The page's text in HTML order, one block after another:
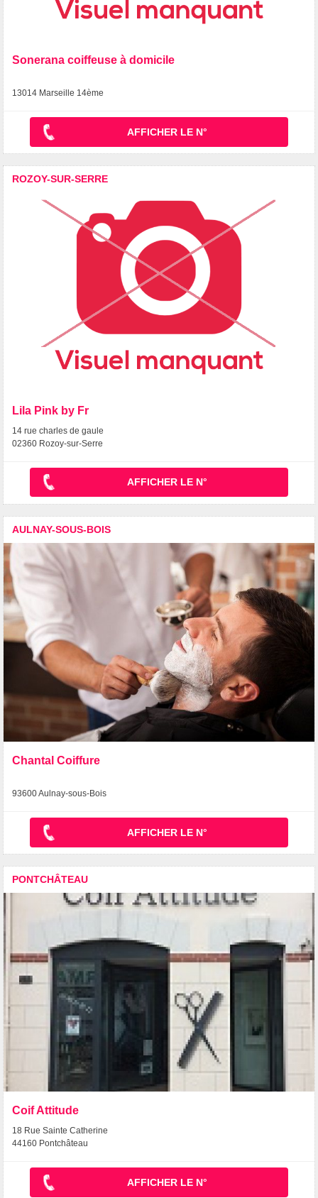
Sonerana coiffeuse à domicile
13014 Marseille 14ème
AFFICHER LE N°
ROZOY-SUR-SERRE
Lila Pink by Fr
14 rue charles de gaule
02360 Rozoy-sur-Serre
AFFICHER LE N°
AULNAY-SOUS-BOIS
Chantal Coiffure
93600 Aulnay-sous-Bois
AFFICHER LE N°
PONTCHÂTEAU
Coif Attitude
18 Rue Sainte Catherine
44160 Pontchâteau
AFFICHER LE N°